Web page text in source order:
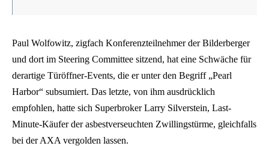
Paul Wolfowitz, zigfach Konferenzteilnehmer der Bilderberger
und dort im Steering Committee sitzend, hat eine Schwäche für
derartige Türöffner-Events, die er unter den Begriff „Pearl
Harbor“ subsumiert. Das letzte, von ihm ausdrücklich
empfohlen, hatte sich Superbroker Larry Silverstein, Last-
Minute-Käufer der asbestverseuchten Zwillingstürme, gleichfalls
bei der AXA vergolden lassen.